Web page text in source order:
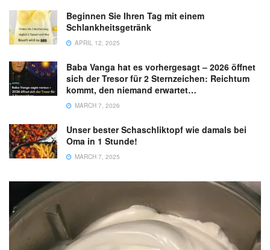
Beginnen Sie Ihren Tag mit einem
Schlankheitsgetränk
APRIL 12, 2025
Baba Vanga hat es vorhergesagt – 2026 öffnet
sich der Tresor für 2 Sternzeichen: Reichtum
kommt, den niemand erwartet…
MARCH 7, 2026
Unser bester Schaschliktopf wie damals bei
Oma in 1 Stunde!
MARCH 7, 2025